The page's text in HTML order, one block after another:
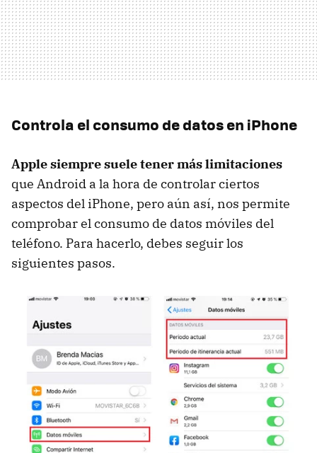
Controla el consumo de datos en iPhone
Apple siempre suele tener más limitaciones
que Android a la hora de controlar ciertos
aspectos del iPhone, pero aún así, nos permite
comprobar el consumo de datos móviles del
teléfono. Para hacerlo, debes seguir los
siguientes pasos.